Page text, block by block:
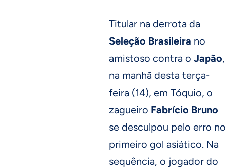
Titular na derrota da
Seleção Brasileira no
amistoso contra o Japão,
na manhã desta terça-
feira (14), em Tóquio, o
zagueiro Fabrício Bruno
se desculpou pelo erro no
primeiro gol asiático. Na
sequência, o jogador do